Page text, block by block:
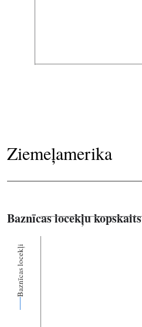
Ziemeļamerika
Baznīcas locekļu kopskaits
Baznīcas locekļi